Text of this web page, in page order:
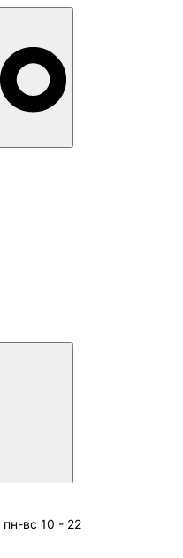
пн-вс 10 - 22